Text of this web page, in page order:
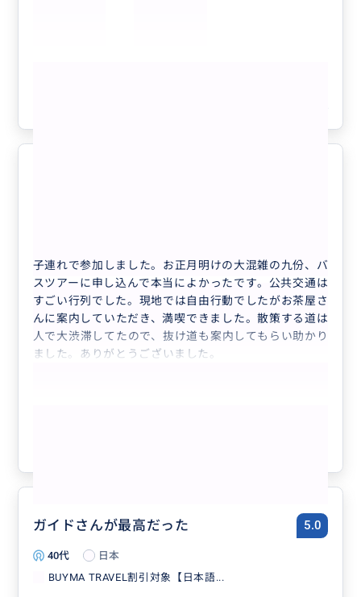
子連れで参加しました。お正月明けの大混雑の九份、バ
スツアーに申し込んで本当によかったです。公共交通は
すごい行列でした。現地では自由行動でしたがお茶屋さ
んに案内していただき、満喫できました。散策する道は
人で大渋滞してたので、抜け道も案内してもらい助かり
ました。ありがとうございました。
ガイドさんが最高だった 5.0
40代
日本
BUYMA TRAVEL割引対象【日本語...